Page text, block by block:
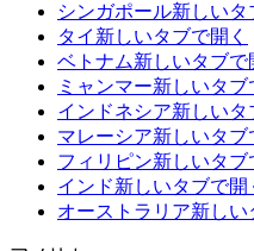
シンガポール新しいタ
タイ 新しいタブで開く
ベトナム新しいタブで
ミャンマー新しいタブ
インドネシア新しいタ
マレーシア新しいタブ
フィリピン新しいタブ
インド新しいタブで開
オーストラリア新しい